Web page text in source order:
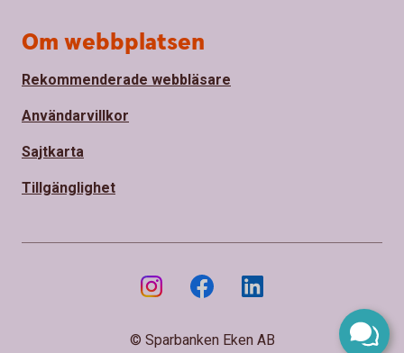
Om webbplatsen
Rekommenderade webbläsare
Användarvillkor
Sajtkarta
Tillgänglighet
© Sparbanken Eken AB